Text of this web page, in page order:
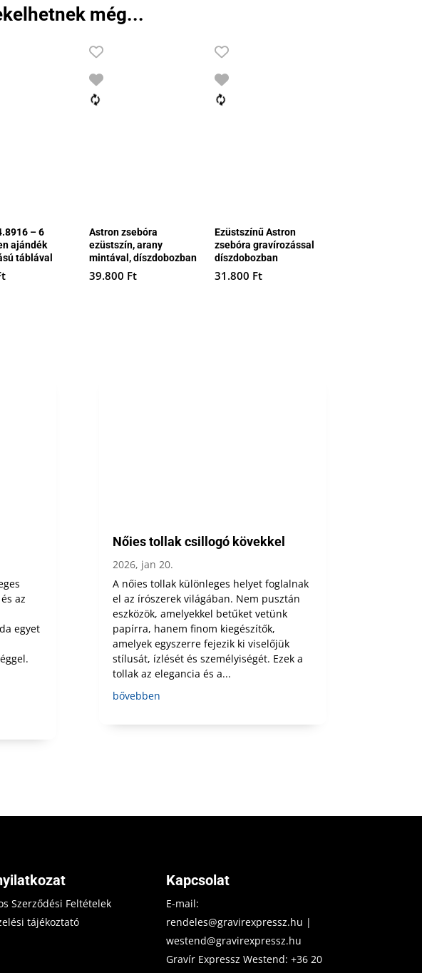
még...
– 6
ajándék
táblával
Astron zsebóra
ezüstszín, arany
mintával, díszdobozban
39.800 Ft
Ezüstszínű Astron
zsebóra gravírozással
díszdobozban
31.800 Ft
az
egyet
Nőies tollak csillogó kövekkel
2026, jan 20.
A nőies tollak különleges helyet foglalnak
el az írószerek világában. Nem pusztán
eszközök, amelyekkel betűket vetünk
papírra, hanem finom kiegészítők,
amelyek egyszerre fejezik ki viselőjük
stílusát, ízlését és személyiségét. Ezek a
tollak az elegancia és a...
bővebben
Szerződési Feltételek
tájékoztató
Kapcsolat
E-mail:
rendeles@gravirexpressz.hu |
westend@gravirexpressz.hu
Gravír Expressz Westend:+36 20